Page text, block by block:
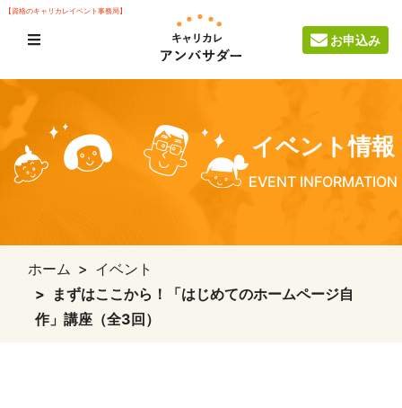
お申込み
【資格のキャリカレイベント事務局】
イベント情報
EVENT INFORMATION
ホーム
イベント
まずはここから！「はじめてのホームページ自
作」講座（全3回）